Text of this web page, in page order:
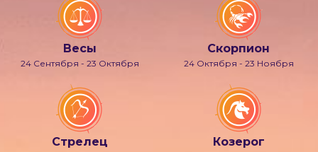
Весы
24 Сентября - 23 Октября
Скорпион
24 Октября - 23 Ноября
Стрелец Козерог